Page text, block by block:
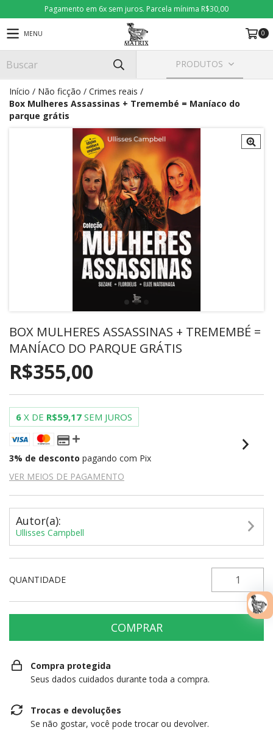
Pagamento em 6x sem juros. Parcela mínima R$30,00
MENU 0
PRODUTOS
Início / Não ficção / Crimes reais /
Box Mulheres Assassinas + Tremembé = Maníaco do
parque grátis
BOX MULHERES ASSASSINAS + TREMEMBÉ =
MANÍACO DO PARQUE GRÁTIS
R$355,00
6 X DE R$59,17 SEM JUROS
3% de desconto pagando com Pix
VER MEIOS DE PAGAMENTO
Autor(a):
Ullisses Campbell
QUANTIDADE
Compra protegida
Seus dados cuidados durante toda a compra.
Trocas e devoluções
Se não gostar, você pode trocar ou devolver.